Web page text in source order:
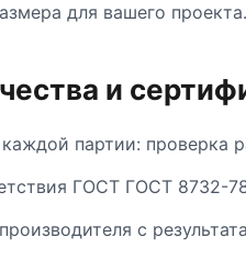
для вашего проекта.
и
партии: проверка
ГОСТ ГОСТ 8732-
с